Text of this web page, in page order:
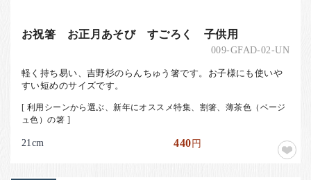
お祝箸 お正月あそび すごろく 子供用
009-GFAD-02-UN
軽く持ち易い、吉野杉のらんちゅう箸です。お子様にも使いや
すい短めのサイズです。
[ 利用シーンから選ぶ、新年にオススメ特集、割箸、薄茶色（ベージ
ュ色）の箸 ]
21cm 440円